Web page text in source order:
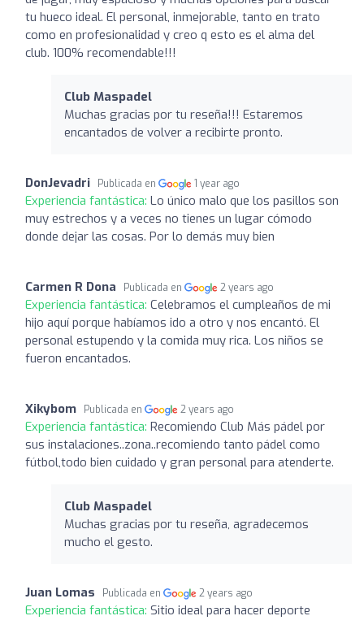
tu hueco ideal. El personal, inmejorable, tanto en trato
como en profesionalidad y creo q esto es el alma del
club. 100% recomendable!!!
Club Maspadel
Muchas gracias por tu reseña!!! Estaremos
encantados de volver a recibirte pronto.
DonJevadri Publicada en 1 year ago
Experiencia fantástica: Lo único malo que los pasillos son
muy estrechos y a veces no tienes un lugar cómodo
donde dejar las cosas. Por lo demás muy bien
Carmen R Dona Publicada en 2 years ago
Experiencia fantástica: Celebramos el cumpleaños de mi
hijo aquí porque habíamos ido a otro y nos encantó. El
personal estupendo y la comida muy rica. Los niños se
fueron encantados.
Xikybom Publicada en 2 years ago
Experiencia fantástica: Recomiendo Club Más pádel por
sus instalaciones..zona..recomiendo tanto pádel como
fútbol,todo bien cuidado y gran personal para atenderte.
Club Maspadel
Muchas gracias por tu reseña, agradecemos
mucho el gesto.
Juan Lomas Publicada en 2 years ago
Experiencia fantástica: Sitio ideal para hacer deporte